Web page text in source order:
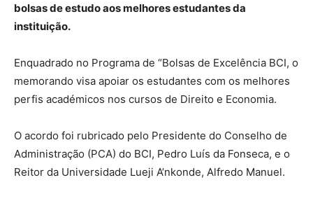
bolsas de estudo aos melhores estudantes da
instituição.
Enquadrado no Programa de “Bolsas de Excelência BCI, o
memorando visa apoiar os estudantes com os melhores
perfis académicos nos cursos de Direito e Economia.
O acordo foi rubricado pelo Presidente do Conselho de
Administração (PCA) do BCI, Pedro Luís da Fonseca, e o
Reitor da Universidade Lueji A’nkonde, Alfredo Manuel.